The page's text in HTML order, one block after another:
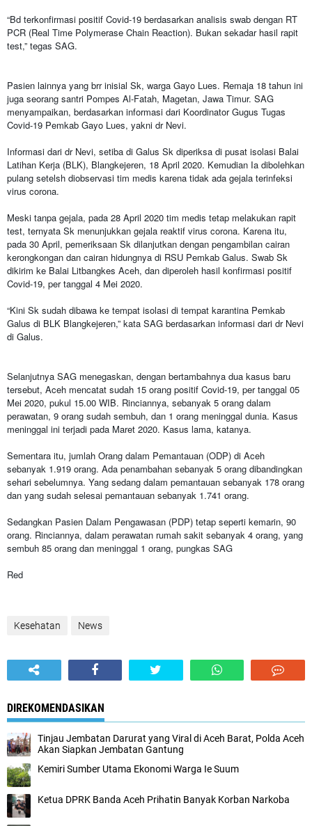
“Bd terkonfirmasi positif Covid-19 berdasarkan analisis swab dengan RT
PCR (Real Time Polymerase Chain Reaction). Bukan sekadar hasil rapit
test,” tegas SAG.
Pasien lainnya yang brr inisial Sk, warga Gayo Lues. Remaja 18 tahun ini
juga seorang santri Pompes Al-Fatah, Magetan, Jawa Timur. SAG
menyampaikan, berdasarkan informasi dari Koordinator Gugus Tugas
Covid-19 Pemkab Gayo Lues, yakni dr Nevi.
Informasi dari dr Nevi, setiba di Galus Sk diperiksa di pusat isolasi Balai
Latihan Kerja (BLK), Blangkejeren, 18 April 2020. Kemudian Ia dibolehkan
pulang setelsh diobservasi tim medis karena tidak ada gejala terinfeksi
virus corona.
Meski tanpa gejala, pada 28 April 2020 tim medis tetap melakukan rapit
test, ternyata Sk menunjukkan gejala reaktif virus corona. Karena itu,
pada 30 April, pemeriksaan Sk dilanjutkan dengan pengambilan cairan
kerongkongan dan cairan hidungnya di RSU Pemkab Galus. Swab Sk
dikirim ke Balai Litbangkes Aceh, dan diperoleh hasil konfirmasi positif
Covid-19, per tanggal 4 Mei 2020.
“Kini Sk sudah dibawa ke tempat isolasi di tempat karantina Pemkab
Galus di BLK Blangkejeren,” kata SAG berdasarkan informasi dari dr Nevi
di Galus.
Selanjutnya SAG menegaskan, dengan bertambahnya dua kasus baru
tersebut, Aceh mencatat sudah 15 orang positif Covid-19, per tanggal 05
Mei 2020, pukul 15.00 WIB. Rinciannya, sebanyak 5 orang dalam
perawatan, 9 orang sudah sembuh, dan 1 orang meninggal dunia. Kasus
meninggal ini terjadi pada Maret 2020. Kasus lama, katanya.
Sementara itu, jumlah Orang dalam Pemantauan (ODP) di Aceh
sebanyak 1.919 orang. Ada penambahan sebanyak 5 orang dibandingkan
sehari sebelumnya. Yang sedang dalam pemantauan sebanyak 178 orang
dan yang sudah selesai pemantauan sebanyak 1.741 orang.
Sedangkan Pasien Dalam Pengawasan (PDP) tetap seperti kemarin, 90
orang. Rinciannya, dalam perawatan rumah sakit sebanyak 4 orang, yang
sembuh 85 orang dan meninggal 1 orang, pungkas SAG
Red
Kesehatan News
DIREKOMENDASIKAN
Tinjau Jembatan Darurat yang Viral di Aceh Barat, Polda Aceh
Akan Siapkan Jembatan Gantung
Kemiri Sumber Utama Ekonomi Warga Ie Suum
Ketua DPRK Banda Aceh Prihatin Banyak Korban Narkoba